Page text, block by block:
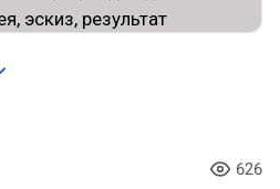
626